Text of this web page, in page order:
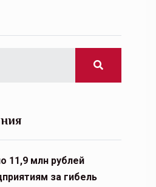
11,9 млн рублей
за гибель